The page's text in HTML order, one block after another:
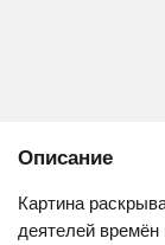
Описание
Картина
деятелей